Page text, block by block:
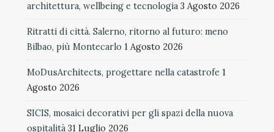
architettura, wellbeing e tecnologia 3 Agosto 2026
Ritratti di città. Salerno, ritorno al futuro: meno
Bilbao, più Montecarlo 1 Agosto 2026
MoDusArchitects, progettare nella catastrofe 1
Agosto 2026
SICIS, mosaici decorativi per gli spazi della nuova
ospitalità 31 Luglio 2026